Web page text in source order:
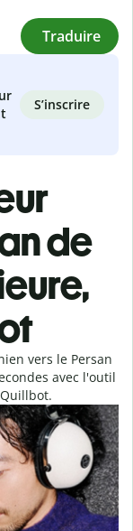
Traduire
S’inscrire
de
vers le Persan
avec l'outil